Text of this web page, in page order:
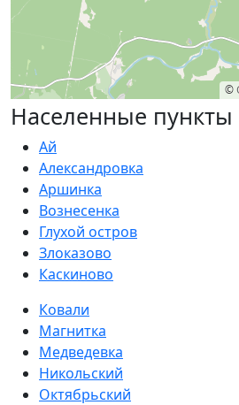
©
Населенные пункты
Ай
Александровка
Аршинка
Вознесенка
Глухой остров
Злоказово
Каскиново
Ковали
Магнитка
Медведевка
Никольский
Октябрьский